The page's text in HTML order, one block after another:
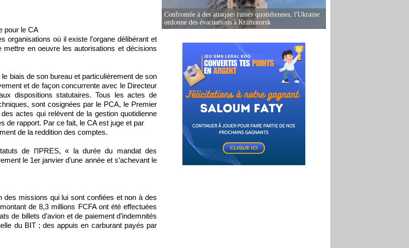
pour le CA
organisations où il existe l’organe délibérant et
en oeuvre les autorisations et décisions
biais de son bureau et particulièrement de son
et de façon concurrente avec le Directeur
dispositions statutaires. Tous les actes de
sont cosignées par le PCA, le Premier
actes qui relèvent de la gestion quotidienne
de rapport. Par ce fait, le CA est juge et par
de la reddition des comptes.
de l’IPRES, « la durée du mandat des
le 1er janvier d’une année et s’achevant le
des missions qui lui sont confiées et non à des
de 8,3 millions FCFA ont été effectuées
de billets d’avion et de paiement d’indemnités
du BIT ; des appuis en carburant payés par
Confrontée à des attaques russes quotidiennes, l'Ukraine
ordonne des évacuations à Kramatorsk